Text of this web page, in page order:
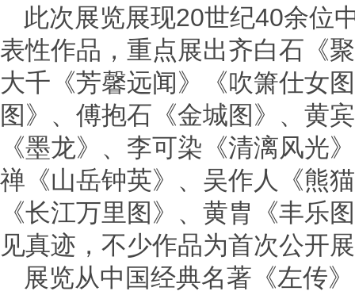
此次展览展现20世纪40余位
表性作品，重点展出齐白石《
大千《芳馨远闻》《吹箫仕女
图》、傅抱石《金城图》、黄
《墨龙》、李可染《清漓风光
禅《山岳钟英》、吴作人《熊
《长江万里图》、黄胄《丰乐
见真迹，不少作品为首次公开
展览从中国经典名著《左传